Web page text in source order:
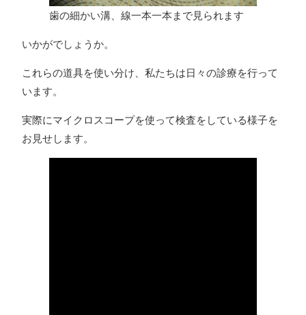
歯の細かい溝、線一本一本まで見られます
いかがでしょうか。
これらの道具を使い分け、私たちは日々の診療を行って
います。
実際にマイクロスコープを使って検査をしている様子を
お見せします。